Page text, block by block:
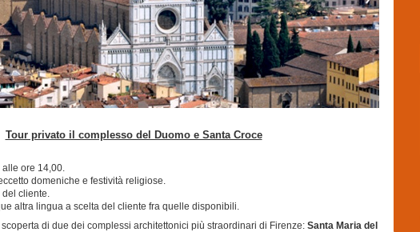
Tour privato il complesso del Duomo e Santa Croce
alle ore 14,00.
domeniche e festività religiose.
del cliente.
altra lingua a scelta del cliente fra quelle disponibili.
di due dei complessi architettonici più straordinari di Firenze: Santa Maria del